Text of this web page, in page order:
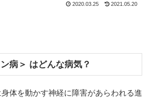
2020.03.25 2021.05.20
病＞ はどんな病気？
体を動かす神経に障害があらわれる進